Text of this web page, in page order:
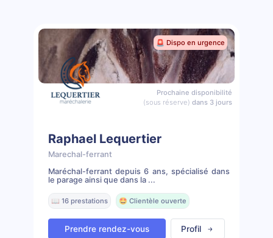
🚨 Dispo en urgence
Prochaine disponibilité
(sous réserve) dans 3 jours
Raphael Lequertier
Marechal-ferrant
Maréchal-ferrant depuis 6 ans, spécialisé dans
le parage ainsi que dans la ...
📖 16 prestations 🤩 Clientèle ouverte
Prendre rendez-vous Profil